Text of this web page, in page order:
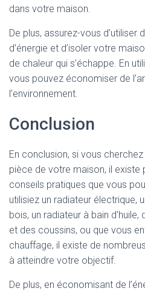
dans votre maison.
De plus, assurez-vous
d’énergie et d’isoler votre
de chaleur qui s’échappe. En
vous pouvez économiser de
l’environnement.
Conclusion
En conclusion, si vous
pièce de votre maison, il existe
conseils pratiques que vous
utilisiez un radiateur électrique,
bois, un radiateur à bain
et des coussins, ou que vous
chauffage, il existe de
à atteindre votre objectif.
De plus, en économisant de